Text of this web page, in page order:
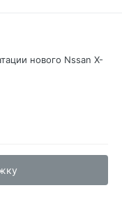
нового Nssan X-